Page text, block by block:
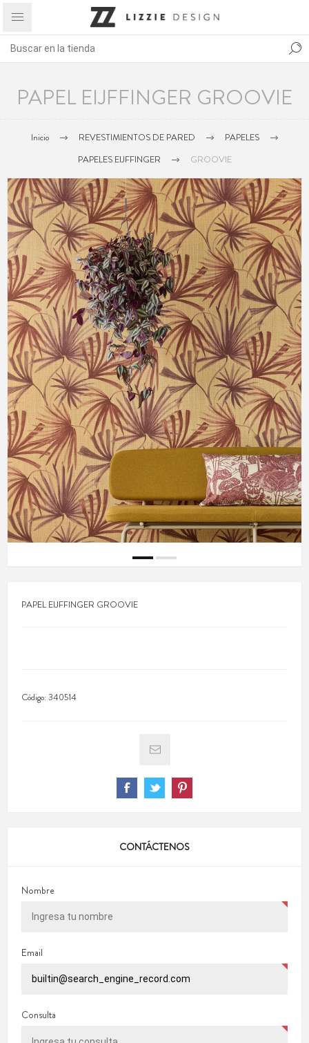
PAPEL EIJFFINGER GROOVIE
Inicio REVESTIMIENTOS DE PARED
PAPELES
PAPELES EIJFFINGER
GROOVIE
PAPEL EIJFFINGER GROOVIE
Código:340514
CONTÁCTENOS
Nombre
Email
Consulta